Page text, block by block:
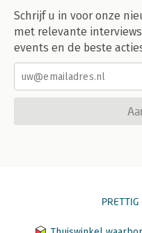
Schrijf u in voor onze
met relevante
events en de beste